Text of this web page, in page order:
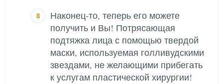
Наконец-то, теперь его можете
получить и Вы! Потрясающая
подтяжка лица с помощью твердой
маски, используемая голливудскими
звездами, не желающими прибегать
к услугам пластической хирургии!